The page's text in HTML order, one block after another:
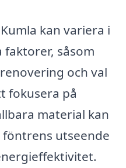
kan variera i
såsom
och val
fokusera på
material kan
utseende